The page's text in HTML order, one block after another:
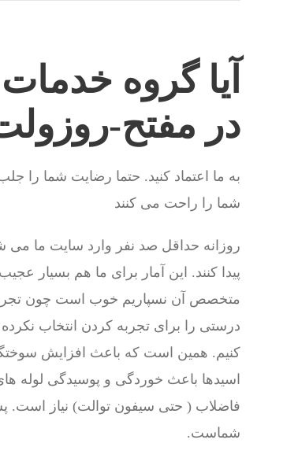
آیا گروه
در مفتح-
به ما اعتماد کنید. حتما رضایت شما را
شما را راحت می کنند
روزانه حداقل صد نفر وارد سایت ما می
پیدا کنند. این آمار برای ما هم بسیار
متخصص آن نسپاریم خوب است چون
درستی را برای تجربه کردن انتخاب
کنیم. همین است که باعث افزایش
اسیدها باعث خوردگی و پوسیدگی لوله
فاضلاب ( حتی سیفون توالت) نیاز است.
شماست.